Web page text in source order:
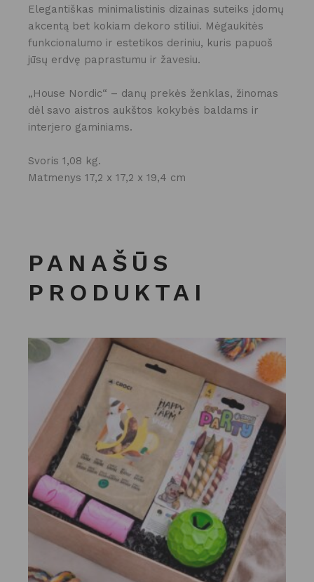
Elegantiškas minimalistinis dizainas suteiks įdomų
akcentą bet kokiam dekoro stiliui. Mėgaukitės
funkcionalumo ir estetikos deriniu, kuris papuoš
jūsų erdvę paprastumu ir žavesiu.
„House Nordic“ – danų prekės ženklas, žinomas
dėl savo aistros aukštos kokybės baldams ir
interjero gaminiams.
Svoris 1,08 kg.
Matmenys 17,2 x 17,2 x 19,4 cm
PANAŠŪS
PRODUKTAI